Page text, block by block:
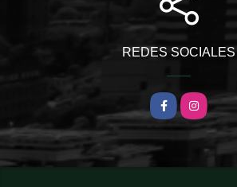
REDES SOCIALES
FacebookInstagram